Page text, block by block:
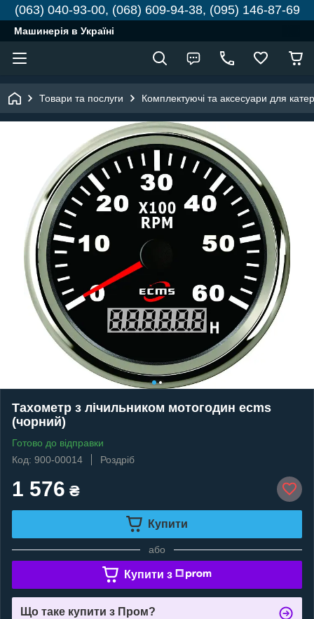
(063) 040-93-00, (068) 609-94-38, (095) 146-87-69
Машинерія в Україні
Товари та послуги Комплектуючі та аксесуари для
Тахометр з лічильником мотогодин ecms
(чорний)
Готово до відправки
Код: 900-00014
Роздріб
1 576 ₴
Купити
або
Купити з
Що таке купити з Пром?